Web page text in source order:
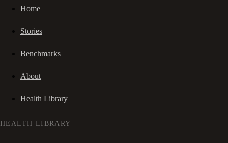
Home
Stories
Benchmarks
About
Health Library
HEALTH LIBRARY